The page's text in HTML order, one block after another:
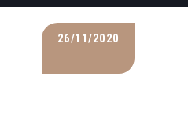
26/11/2020